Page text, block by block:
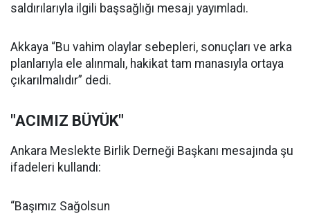
saldırılarıyla ilgili başsağlığı mesajı yayımladı.
Akkaya “Bu vahim olaylar sebepleri, sonuçları ve arka
planlarıyla ele alınmalı, hakikat tam manasıyla ortaya
çıkarılmalıdır” dedi.
"ACIMIZ BÜYÜK"
Ankara Meslekte Birlik Derneği Başkanı mesajında şu
ifadeleri kullandı:
“Başımız Sağolsun